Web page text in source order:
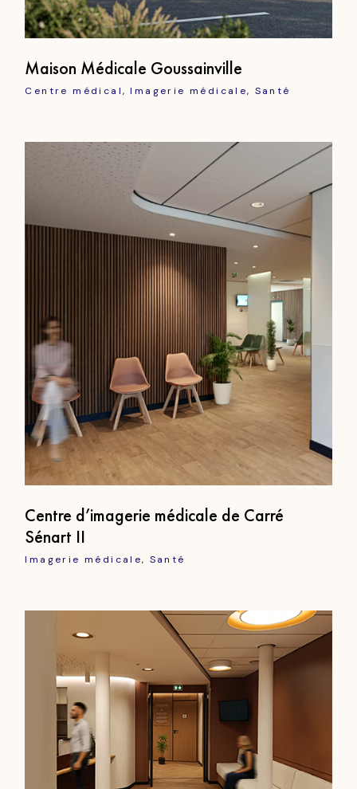
Maison Médicale Goussainville
Centre médical Imagerie médicale Santé
Centre d’imagerie médicale de Carré
Sénart II
Imagerie médicale Santé